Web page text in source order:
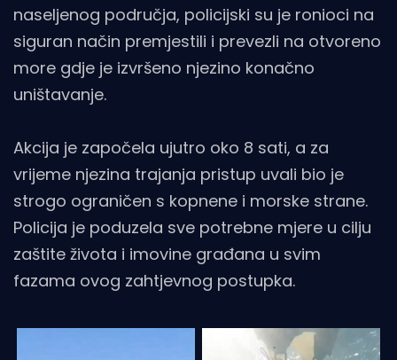
naseljenog područja, policijski su je ronioci na
siguran način premjestili i prevezli na otvoreno
more gdje je izvršeno njezino konačno
uništavanje.
Akcija je započela ujutro oko 8 sati, a za
vrijeme njezina trajanja pristup uvali bio je
strogo ograničen s kopnene i morske strane.
Policija je poduzela sve potrebne mjere u cilju
zaštite života i imovine građana u svim
fazama ovog zahtjevnog postupka.